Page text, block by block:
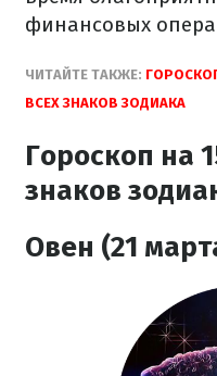
финансовых
ЧИТАЙТЕ ТАКЖЕ:
ВСЕХ ЗНАКОВ ЗОДИАКА
Гороскоп на
знаков
Овен (21